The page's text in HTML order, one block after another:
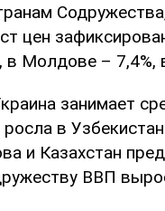
цен
в Молдове – 7,4%,
занимает
в
и Казахстан
ВВП